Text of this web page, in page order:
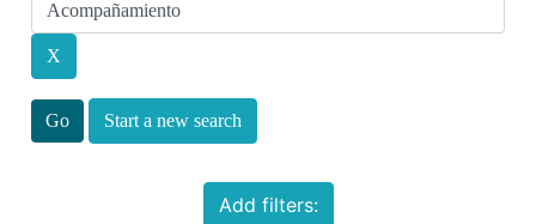
Start a new search
Add filters: